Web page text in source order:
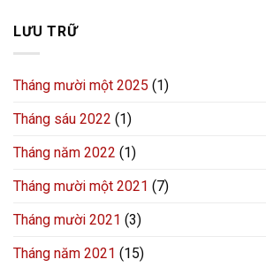
LƯU TRỮ
Tháng mười một 2025 (1)
Tháng sáu 2022 (1)
Tháng năm 2022 (1)
Tháng mười một 2021 (7)
Tháng mười 2021 (3)
Tháng năm 2021 (15)